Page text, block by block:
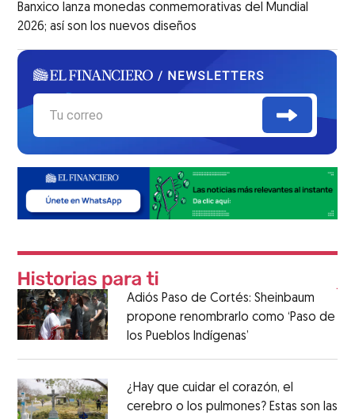
Banxico lanza monedas conmemorativas del Mundial
2026; así son los nuevos diseños
Adiós Paso de Cortés: Sheinbaum
propone renombrarlo como ‘Paso de
los Pueblos Indígenas’
¿Hay que cuidar el corazón, el
cerebro o los pulmones? Estas son las